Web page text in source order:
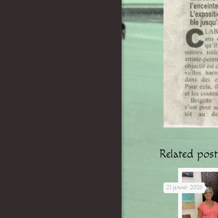
Related
21 janvier 2026